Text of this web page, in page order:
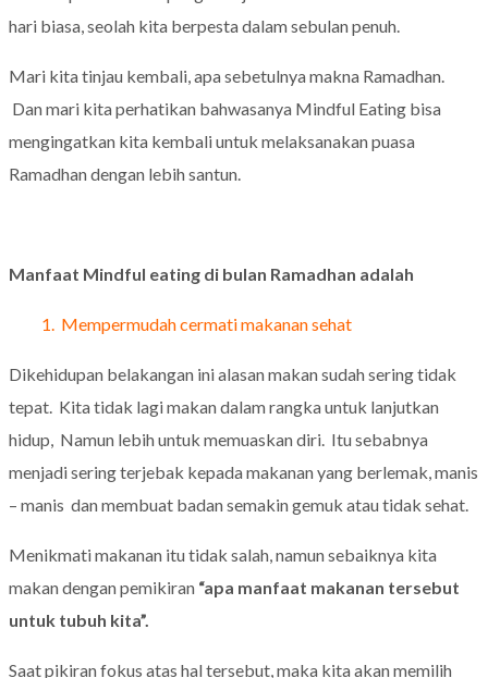
hari biasa, seolah kita berpesta dalam sebulan penuh.
Mari kita tinjau kembali, apa sebetulnya makna Ramadhan.
Dan mari kita perhatikan bahwasanya Mindful Eating bisa
mengingatkan kita kembali untuk melaksanakan puasa
Ramadhan dengan lebih santun.
Manfaat Mindful eating di bulan Ramadhan adalah
1. Mempermudah cermati makanan sehat
Dikehidupan belakangan ini alasan makan sudah sering tidak
tepat. Kita tidak lagi makan dalam rangka untuk lanjutkan
hidup, Namun lebih untuk memuaskan diri. Itu sebabnya
menjadi sering terjebak kepada makanan yang berlemak, manis
– manis dan membuat badan semakin gemuk atau tidak sehat.
Menikmati makanan itu tidak salah, namun sebaiknya kita
makan dengan pemikiran “apa manfaat makanan tersebut
untuk tubuh kita”.
Saat pikiran fokus atas hal tersebut, maka kita akan memilih